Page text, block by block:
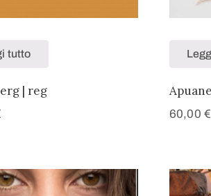
tutto
| reg
60,00€